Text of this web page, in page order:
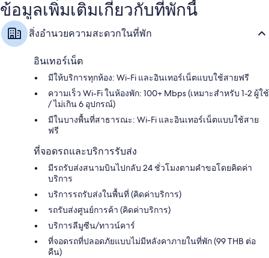
ข้อมูลเพิ่มเติมเกี่ยวกับที่พักนี้
สิ่งอำนวยความสะดวกในที่พัก
อินเทอร์เน็ต
มีให้บริการทุกห้อง: Wi-Fi และอินเทอร์เน็ตแบบใช้สายฟรี
ความเร็ว Wi-Fi ในห้องพัก: 100+ Mbps (เหมาะสำหรับ 1-2 ผู้ใช้
/ ไม่เกิน 6 อุปกรณ์)
มีในบางพื้นที่สาธารณะ: Wi-Fi และอินเทอร์เน็ตแบบใช้สาย
ฟรี
ที่จอดรถและบริการรับส่ง
มีรถรับส่งสนามบินไปกลับ 24 ชั่วโมงตามคำขอโดยคิดค่า
บริการ
บริการรถรับส่งในพื้นที่ (คิดค่าบริการ)
รถรับส่งศูนย์การค้า (คิดค่าบริการ)
บริการลีมูซีน/ทาวน์คาร์
ที่จอดรถที่ปลอดภัยแบบไม่มีหลังคาภายในที่พัก (99 THB ต่อ
คืน)